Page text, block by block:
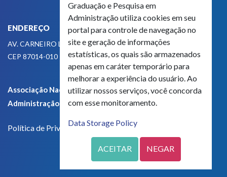
ENDEREÇO
AV. CARNEIRO LEÃO, 825
CEP 87014-010 - MARINGÁ, PR, BRASIL
Associação Nacional de Pós-Graduação e Pesquisa em
Administração - CNPJ 42.595.652/0001-66
Política de Privacidade
Graduação e Pesquisa em
Administração utiliza cookies em seu
portal para controle de navegação no
site e geração de informações
estatísticas, os quais são armazenados
apenas em caráter temporário para
melhorar a experiência do usuário. Ao
utilizar nossos serviços, você concorda
com esse monitoramento.
Data Storage Policy
ACEITAR NEGAR